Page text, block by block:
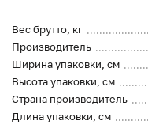
Вес брутто, кг
Производитель
Ширина упаковки, см
Высота упаковки, см
Страна производитель
Длина упаковки, см